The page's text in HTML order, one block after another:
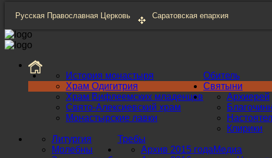
Русская Православная Церковь Саратовская епархия
Обитель
История монастыря
Храм Одигитрия
Храм Вифлеемских младенцев
Свято-Алексиевский храм
Монастырские лавки
Святыни
Архиерей
Клирики
Требы
Литургия
Молебны
Медиа
Архив 2015 года